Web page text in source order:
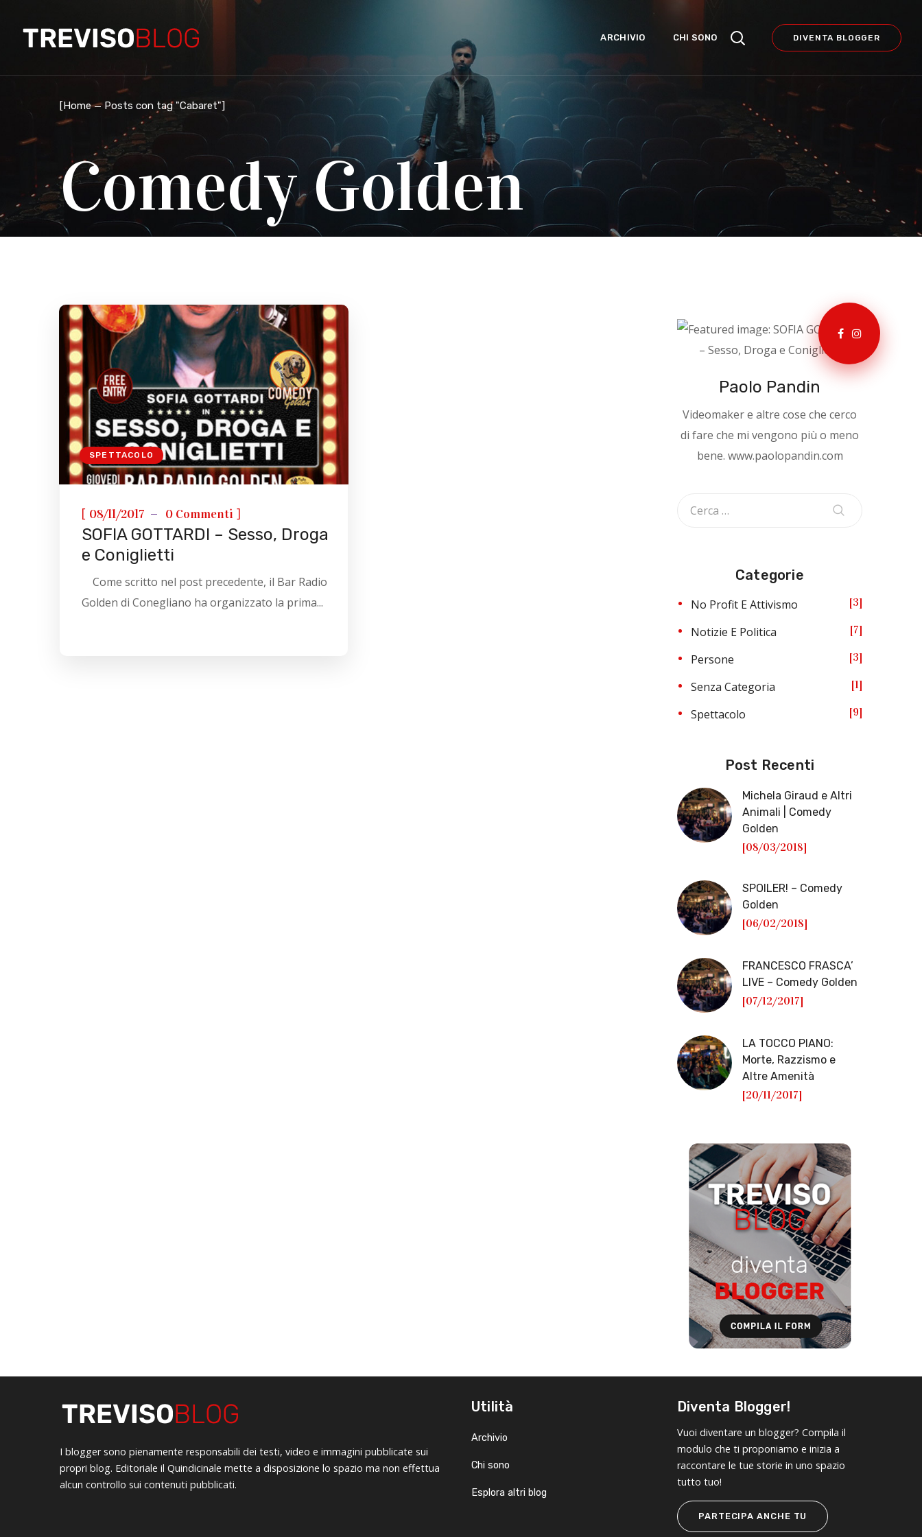
ARCHIVIO CHI SONO DIVENTA BLOGGER
[Home Posts con tag "Cabaret"]
Comedy Golden
SPETTACOLO
[ 08/11/2017 0 Commenti ]
SOFIA GOTTARDI – Sesso, Droga
e Coniglietti
Come scritto nel post precedente, il Bar Radio
Golden di Conegliano ha organizzato la prima...
Paolo Pandin
Videomaker e altre cose che cerco
di fare che mi vengono più o meno
bene. www.paolopandin.com
Categorie
No Profit E Attivismo 3
Notizie E Politica 7
Persone 3
Senza Categoria 1
Spettacolo 9
Post Recenti
Michela Giraud e Altri
Animali | Comedy
Golden
[08/03/2018]
SPOILER! – Comedy
Golden
[06/02/2018]
FRANCESCO FRASCA’
LIVE – Comedy Golden
[07/12/2017]
LA TOCCO PIANO:
Morte, Razzismo e
Altre Amenità
[20/11/2017]
I blogger sono pienamente responsabili dei testi, video e immagini pubblicate sui
propri blog. Editoriale il Quindicinale mette a disposizione lo spazio ma non effettua
alcun controllo sui contenuti pubblicati.
Utilità
Archivio
Chi sono
Esplora altri blog
Diventa Blogger!
Vuoi diventare un blogger? Compila il
modulo che ti proponiamo e inizia a
raccontare le tue storie in uno spazio
tutto tuo!
PARTECIPA ANCHE TU